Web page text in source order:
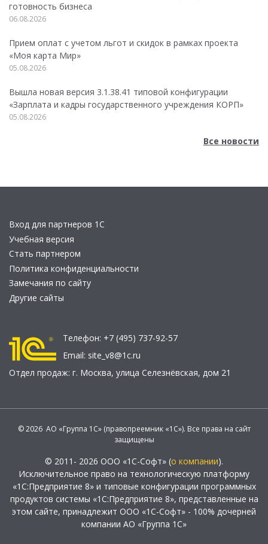
готовность бизнеса
06.08.2026
Прием оплат с учетом льгот и скидок в рамках проекта
«Моя карта Мир»
05.08.2026
Вышла новая версия 3.1.38.41 типовой конфигурации
«Зарплата и кадры государственного учреждения КОРП»
05.08.2026
Все новости
Вход для партнеров 1С
Учебная версия
Стать партнером
Политика конфиденциальности
Замечания по сайту
Другие сайты
Телефон: +7 (495) 737-92-57
Email: site_v8@1c.ru
Отдел продаж: г. Москва, улица Селезнёвская, дом 21
© 2026 АО «Группа 1С» (правопреемник «1С»). Все права на сайт
защищены
© 2011- 2026 ООО «1С-Софт» (о компании).
Исключительное право на технологическую платформу
«1С:Предприятие 8» и типовые конфигурации программных
продуктов системы «1С:Предприятие 8», представленные на
этом сайте, принадлежит ООО «1С-Софт» - 100% дочерней
компании АО «Группа 1С»